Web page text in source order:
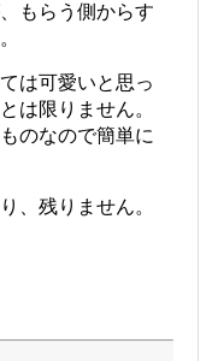
もらう側からす
は可愛いと思っ
は限りません。
のなので簡単に
、残りません。